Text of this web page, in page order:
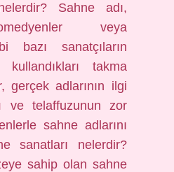
Sahne adı,
veya
bazı sanatçıların
takma
gerçek adlarının ilgi
ve telaffuzunun zor
sahne adlarını
sanatları nelerdir?
sahip olan sahne